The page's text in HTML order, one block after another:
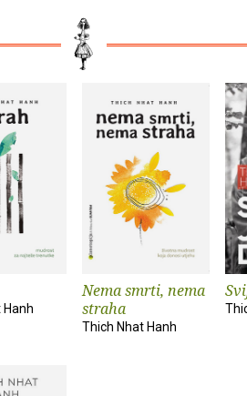
Hanh
Nema smrti, nema
straha
Thich Nhat Hanh